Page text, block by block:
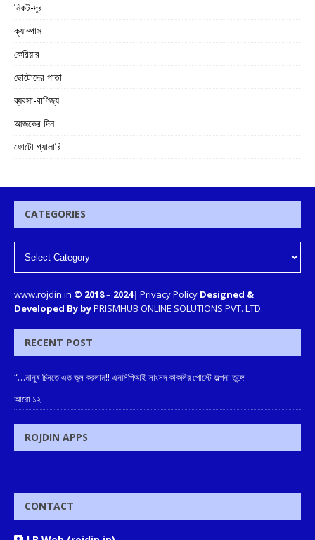
নিকট-দূর
ক্যাম্পাস
কেরিয়ার
ছোটোদের পাতা
ব্যবসা-বাণিজ্য
আজকের দিন
ফোটো গ্যালারি
CATEGORIES
www.rojdin.in © 2018– 2024| Privacy Policy Designed &
Developed By byPRISMHUB ONLINE SOLUTIONS PVT. LTD.
RECENT POST
“…মানুষ চিনতে এত ভুল করলাম!! এনসিপিআই সাংসদ কাকলির পোস্টে জল্পনা তুঙ্গে
আরো ১২
ROJDIN APPS
CONTACT